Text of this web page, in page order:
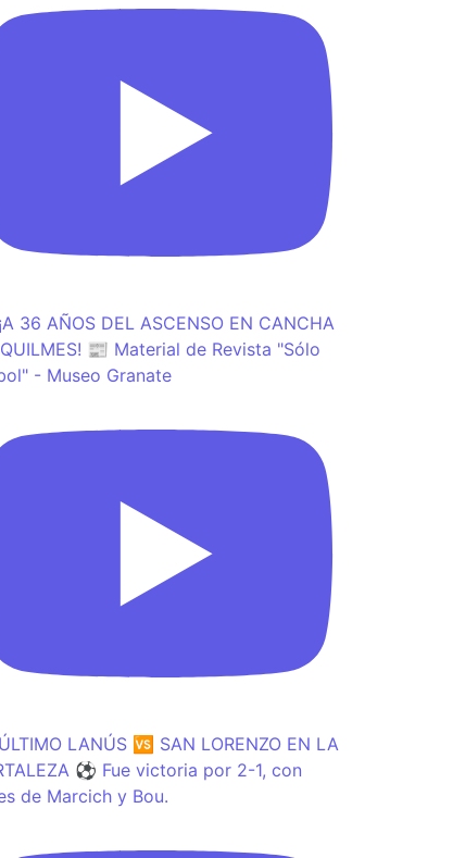
36 AÑOS DEL ASCENSO EN CANCHA
📰 Material de Revista "Sólo
- Museo Granate
LANÚS 🆚 SAN LORENZO EN LA
⚽️ Fue victoria por 2-1, con
de Marcich y Bou.